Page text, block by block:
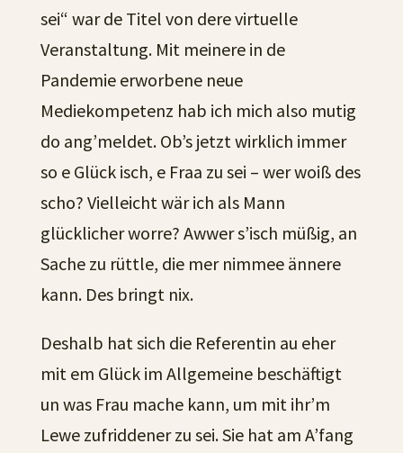
sei“ war de Titel von dere virtuelle
Veranstaltung. Mit meinere in de
Pandemie erworbene neue
Mediekompetenz hab ich mich also mutig
do ang’meldet. Ob’s jetzt wirklich immer
so e Glück isch, e Fraa zu sei – wer woiß des
scho? Vielleicht wär ich als Mann
glücklicher worre? Awwer s’isch müßig, an
Sache zu rüttle, die mer nimmee ännere
kann. Des bringt nix.
Deshalb hat sich die Referentin au eher
mit em Glück im Allgemeine beschäftigt
un was Frau mache kann, um mit ihr’m
Lewe zufriddener zu sei. Sie hat am A’fang